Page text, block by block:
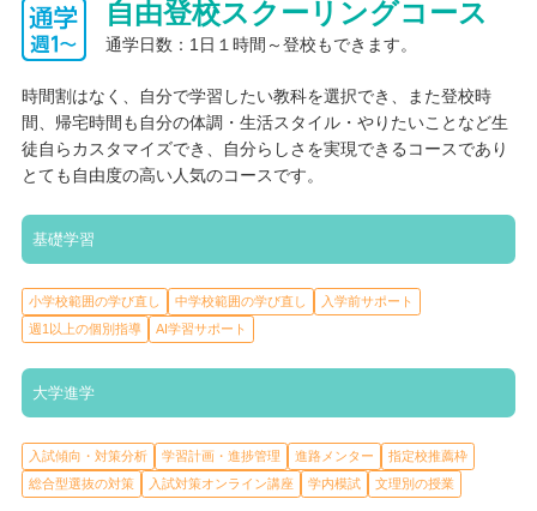
された学びで創造性を伸ばしていくことができます。また、予測
不可能な未来社会において、変化を前向きに受け止め、持続可能
な社会の創り手として、ICTを適切・安全に使えるようネットリ
テラシーなど、情報活用能力の育成にも役立てることができま
す。
1.レポート学習・提出
2.日本語検定【3級から7級の練習問題】
4.メディア資料【教科書解説動画】
5.スタディサプリ高校講座
基礎学習
英語、数学は不登校になった時期によって、理解度が生徒それぞ
れ違うため、各教科専門の教員免許を持った職員が個別で対応し
自由登校スクーリングコース
通学日数：1日１時間～登校もできます。
時間割はなく、自分で学習したい教科を選択でき、また登校時
間、帰宅時間も自分の体調・生活スタイル・やりたいことなど生
徒自らカスタマイズでき、自分らしさを実現できるコースであり
とても自由度の高い人気のコースです。
基礎学習
小学校範囲の学び直し 中学校範囲の学び直し
入学前サポート
週1以上の個別指導
AI学習サポート
大学進学
入試傾向・対策分析 学習計画・進捗管理 進路メンター
指定校推薦枠
総合型選抜の対策
入試対策オンライン講座 学内模試 文理別の授業